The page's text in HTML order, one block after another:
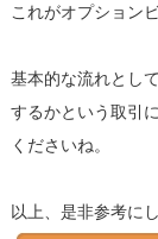
これがオプション
基本的な流れとし
するかという取引
くださいね。
以上、是非参考に